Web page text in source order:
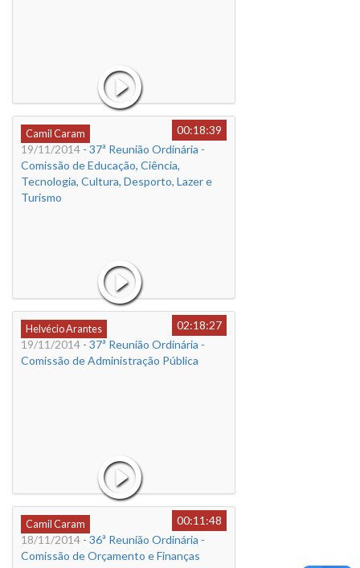
Camil Caram
00:18:39
19/11/2014 - 37ª Reunião Ordinária -
Comissão de Educação, Ciência,
Tecnologia, Cultura, Desporto, Lazer e
Turismo
Helvécio Arantes
02:18:27
19/11/2014 - 37ª Reunião Ordinária -
Comissão de Administração Pública
Camil Caram
00:11:48
18/11/2014 - 36ª Reunião Ordinária -
Comissão de Orçamento e Finanças